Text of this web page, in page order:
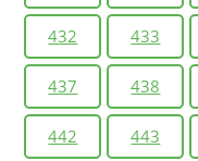
432 433
437 438
442 443